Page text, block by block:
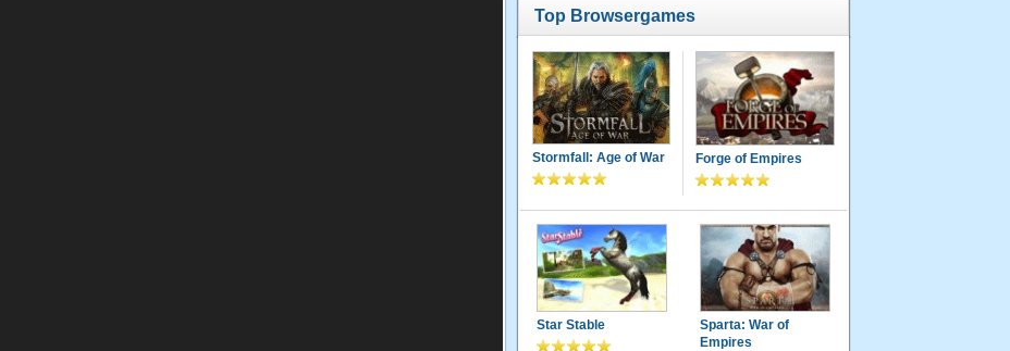
Top Browsergames
Stormfall: Age of War Forge of Empires
Star Stable
Sparta: War of
Empires